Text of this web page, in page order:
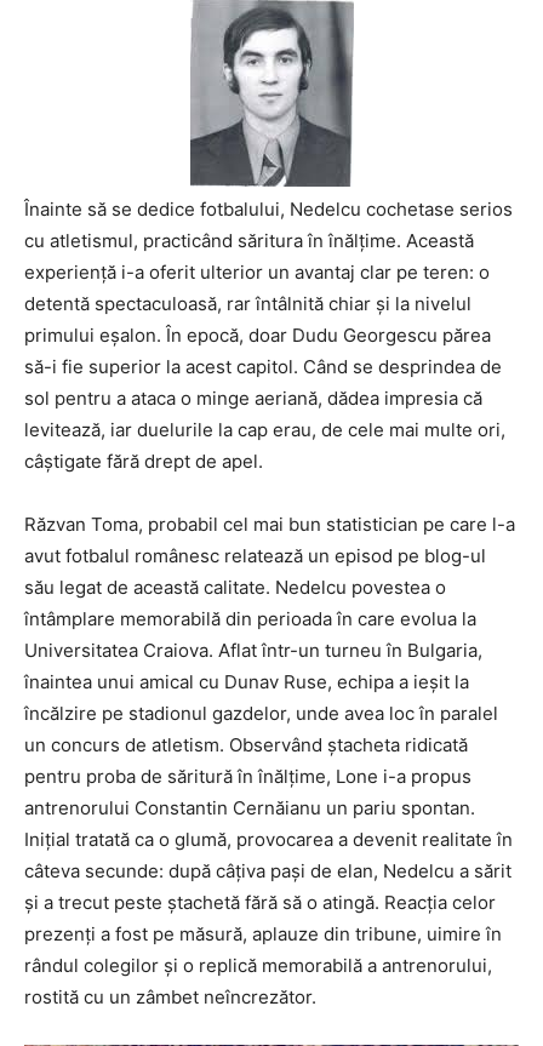
Înainte să se dedice fotbalului, Nedelcu cochetase serios
cu atletismul, practicând săritura în înălțime. Această
experiență i-a oferit ulterior un avantaj clar pe teren: o
detentă spectaculoasă, rar întâlnită chiar și la nivelul
primului eșalon. În epocă, doar Dudu Georgescu părea
să-i fie superior la acest capitol. Când se desprindea de
sol pentru a ataca o minge aeriană, dădea impresia că
levitează, iar duelurile la cap erau, de cele mai multe ori,
câștigate fără drept de apel.
Răzvan Toma, probabil cel mai bun statistician pe care l-a
avut fotbalul românesc relatează un episod pe blog-ul
său legat de această calitate. Nedelcu povestea o
întâmplare memorabilă din perioada în care evolua la
Universitatea Craiova. Aflat într-un turneu în Bulgaria,
înaintea unui amical cu Dunav Ruse, echipa a ieșit la
încălzire pe stadionul gazdelor, unde avea loc în paralel
un concurs de atletism. Observând ștacheta ridicată
pentru proba de săritură în înălțime, Lone i-a propus
antrenorului Constantin Cernăianu un pariu spontan.
Inițial tratată ca o glumă, provocarea a devenit realitate în
câteva secunde: după câțiva pași de elan, Nedelcu a sărit
și a trecut peste ștachetă fără să o atingă. Reacția celor
prezenți a fost pe măsură, aplauze din tribune, uimire în
rândul colegilor și o replică memorabilă a antrenorului,
rostită cu un zâmbet neîncrezător.